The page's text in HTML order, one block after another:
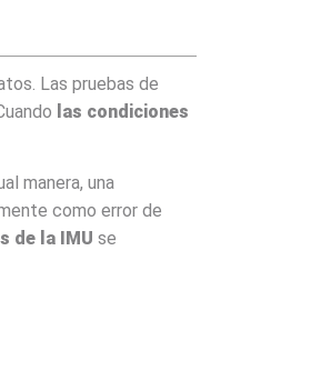
Las pruebas de
las condiciones
manera, una
como error de
de la IMU se